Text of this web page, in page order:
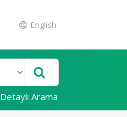
English
Detaylı Arama